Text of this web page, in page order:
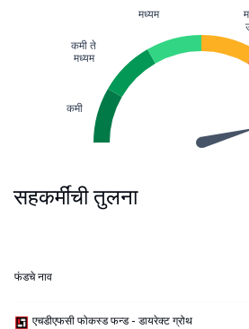
कमी
कमी ते
मध्यम
मध्यम
सहकर्मींची तुलना
फंडचे नाव
एचडीएफसी फोकस्ड फन्ड - डायरेक्ट ग्रोथ